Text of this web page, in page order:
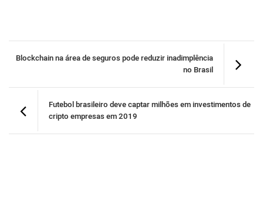
Blockchain na área de seguros pode reduzir inadimplência
no Brasil
Futebol brasileiro deve captar milhões em investimentos de
cripto empresas em 2019